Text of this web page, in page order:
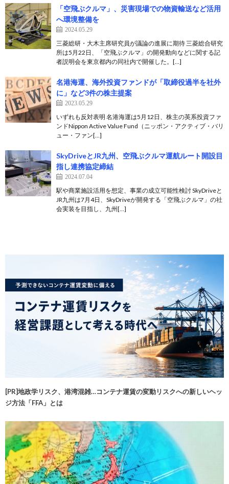
「空飛ぶクルマ」、災害現場での物資輸送など活用
へ環境整備を
2024.05.29
三菱総研・大木主席研究員が議論の進展に期待 三菱総合研究
所は5月22日、「空飛ぶクルマ」の開発動向などに関する記
者説明会を東京都内の同社内で開催した。[…]
名港海運、海外投資ファンドが「取締役過半を社外
に」など3件の株主提案
2023.05.29
いずれも反対表明 名港海運は5月12日、株主の英系投資ファ
ンドNippon Active Value Fund（ニッポン・アクティブ・バリ
ュー・ファン[…]
SkyDriveとJR九州、空飛ぶクルマ運航ルート開設目
指し連携協定締結
2024.07.04
駅や商業施設活用を想定、事業の成立可能性検討 SkyDriveと
JR九州は7月4日、SkyDriveが開発する「空飛ぶクルマ」の社
会実装を目指し、九州[…]
[PR]地政学リスク、港湾混雑…コンテナ運賃の変動リスクへの新しいヘッ
ジ方法「FFA」とは